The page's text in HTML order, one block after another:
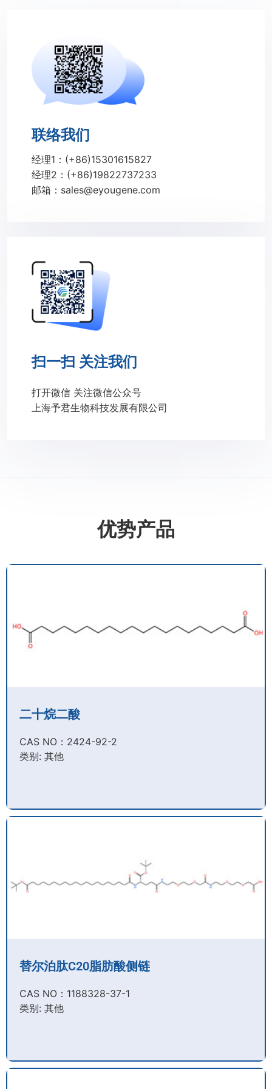
联络我们
经理1：(+86)15301615827
经理2：(+86)19822737233
邮箱：sales@eyougene.com
扫一扫 关注我们
打开微信 关注微信公众号
上海予君生物科技发展有限公司
优势产品
二十烷二酸
CAS NO：2424-92-2​
类别: 其他
替尔泊肽C20脂肪酸侧链
CAS NO：1188328-37-1
类别: 其他